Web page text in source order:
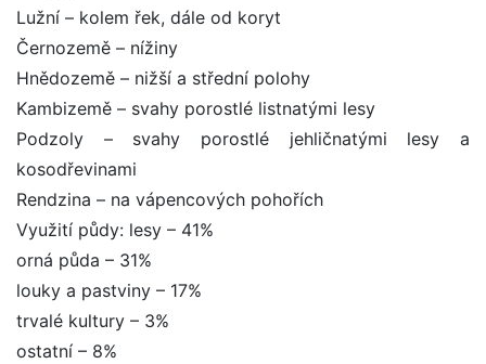
Lužní – kolem řek, dále od koryt
Černozemě – nížiny
Hnědozemě – nižší a střední polohy
Kambizemě – svahy porostlé listnatými lesy
Podzoly – svahy porostlé jehličnatými lesy a
kosodřevinami
Rendzina – na vápencových pohořích
Využití půdy: lesy – 41%
orná půda – 31%
louky a pastviny – 17%
trvalé kultury – 3%
ostatní – 8%